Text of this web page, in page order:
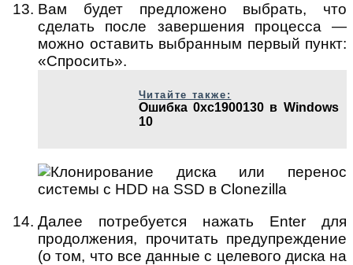
Вам будет предложено выбрать, что
сделать после завершения процесса —
можно оставить выбранным первый пункт:
«Спросить».
Читайте также:
Ошибка 0xc1900130 в Windows
10
Далее потребуется нажать Enter для
продолжения, прочитать предупреждение
(о том, что все данные с целевого диска на